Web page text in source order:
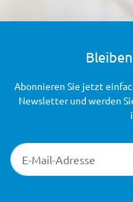
Newsletter-Registrierung
Abonnieren Sie jetzt
Newsletter und werden